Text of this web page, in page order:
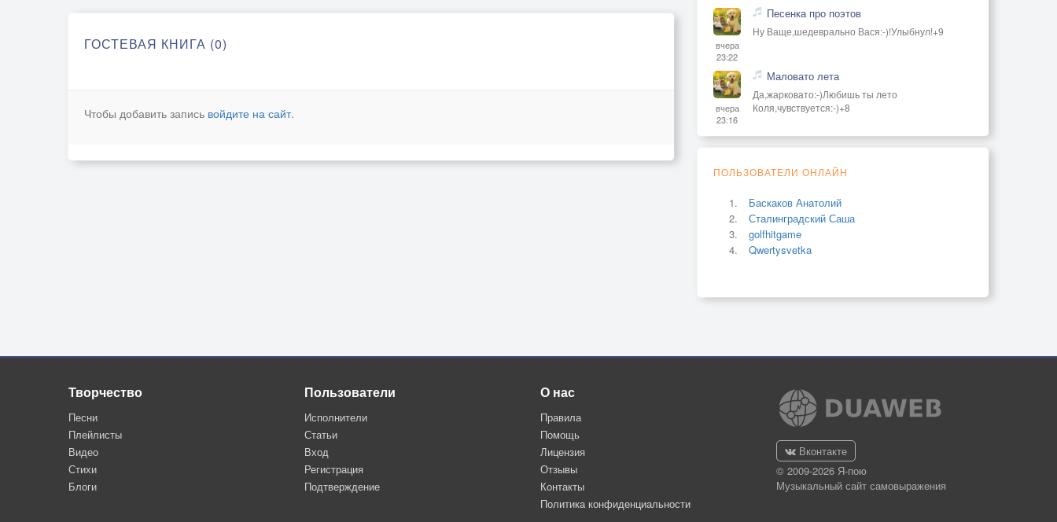
ГОСТЕВАЯ КНИГА (0)
Чтобы добавить запись войдите на сайт.
вчера
23:22
Песенка про поэтов
Ну Ваще,шедеврально Вася:-)!Улыбнул!+9
вчера
23:16
Маловато лета
Да,жарковато:-)Любишь ты лето
Коля,чувствуется:-)+8
ПОЛЬЗОВАТЕЛИ ОНЛАЙН
Баскаков Анатолий
Сталинградский Саша
golfhitgame
Qwertysvetka
Творчество
Песни
Плейлисты
Видео
Стихи
Блоги
Пользователи
Исполнители
Статьи
Вход
Регистрация
Подтверждение
О нас
Правила
Помощь
Лицензия
Отзывы
Контакты
Политика конфиденциальности
Вконтакте
© 2009-2026 Я-пою
Музыкальный сайт самовыражения